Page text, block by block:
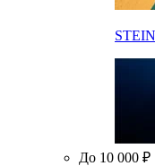
До 10 000 ₽